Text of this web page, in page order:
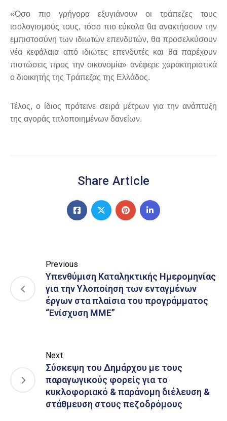
«Όσο πιο γρήγορα εξυγιάνουν οι τράπεζες τους
ισολογισμούς τους, τόσο πιο εύκολα θα ανακτήσουν την
εμπιστοσύνη των ιδιωτών επενδυτών, θα προσελκύσουν
νέα κεφάλαια από ιδιώτες επενδυτές και θα παρέχουν
πιστώσεις προς την οικονομία» ανέφερε χαρακτηριστικά
ο διοικητής της Τράπεζας της Ελλάδος.
Τέλος, ο ίδιος πρότεινε σειρά μέτρων για την ανάπτυξη
της αγοράς τιτλοποιημένων δανείων.
Share Article
Previous
Υπενθύμιση Καταληκτικής Ημερομηνίας
για την Υλοποίηση των ενταγμένων
έργων στα πλαίσια του προγράμματος
“Ενίσχυση ΜΜΕ”
Next
Σύσκεψη του Δημάρχου με τους
παραγωγικούς φορείς για το
κυκλοφοριακό & παράνομη διέλευση &
στάθμευση στους πεζοδρόμους